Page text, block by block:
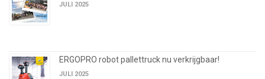
JULI 2025
ERGOPRO robot pallettruck nu verkrijgbaar!
JULI 2025